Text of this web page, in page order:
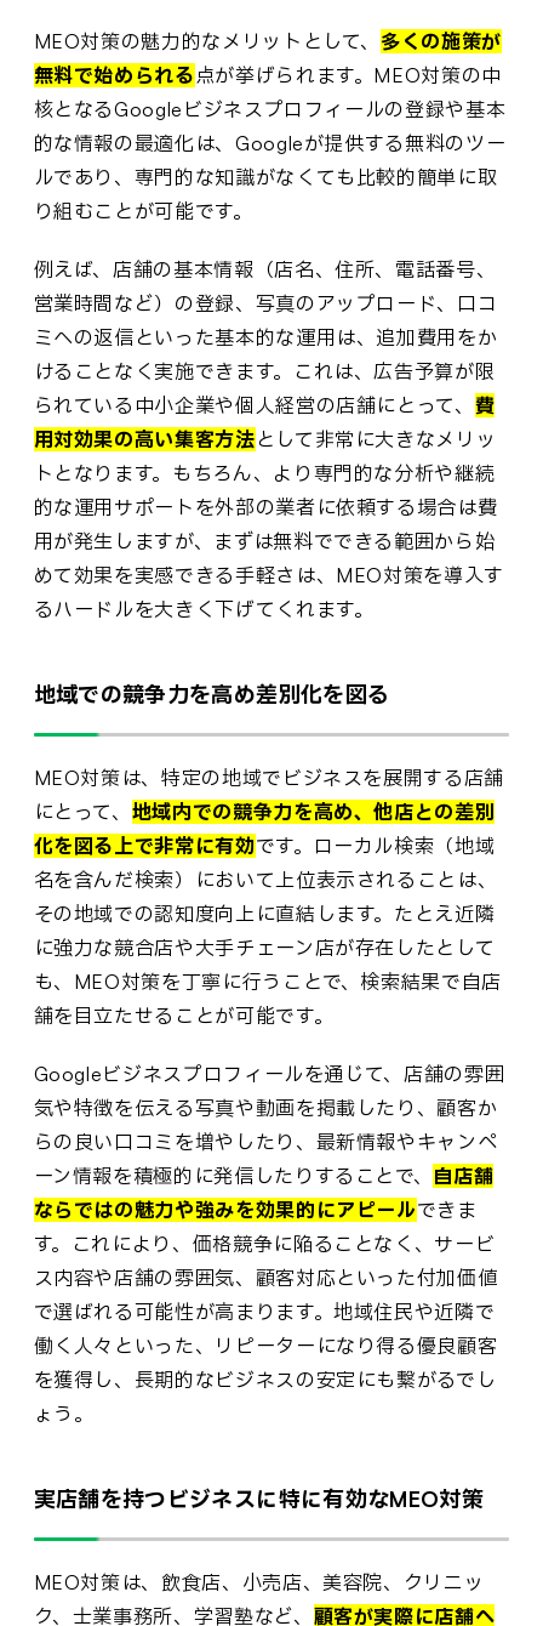
MEO対策の魅力的なメリットとして、 多くの施策が
無料で始められる点が挙げられます。MEO対策の中
核となるGoogleビジネスプロフィールの登録や基本
的な情報の最適化は、Googleが提供する無料のツー
ルであり、専門的な知識がなくても比較的簡単に取
り組むことが可能です。
例えば、店舗の基本情報（店名、住所、電話番号、
営業時間など）の登録、写真のアップロード、口コ
ミへの返信といった基本的な運用は、追加費用をか
けることなく実施できます。これは、広告予算が限
られている中小企業や個人経営の店舗にとって、 費
用対効果の高い集客方法 として非常に大きなメリッ
トとなります。もちろん、より専門的な分析や継続
的な運用サポートを外部の業者に依頼する場合は費
用が発生しますが、まずは無料でできる範囲から始
めて効果を実感できる手軽さは、MEO対策を導入す
るハードルを大きく下げてくれます。
地域での競争力を高め差別化を図る
MEO対策は、特定の地域でビジネスを展開する店舗
にとって、 地域内での競争力を高め、他店との差別
化を図る上で非常に有効です。ローカル検索（地域
名を含んだ検索）において上位表示されることは、
その地域での認知度向上に直結します。たとえ近隣
に強力な競合店や大手チェーン店が存在したとして
も、MEO対策を丁寧に行うことで、検索結果で自店
舗を目立たせることが可能です。
Googleビジネスプロフィールを通じて、店舗の雰囲
気や特徴を伝える写真や動画を掲載したり、顧客か
らの良い口コミを増やしたり、最新情報やキャンペ
ーン情報を積極的に発信したりすることで、 自店舗
ならではの魅力や強みを効果的にアピールできま
す。これにより、価格競争に陥ることなく、サービ
ス内容や店舗の雰囲気、顧客対応といった付加価値
で選ばれる可能性が高まります。地域住民や近隣で
働く人々といった、リピーターになり得る優良顧客
を獲得し、長期的なビジネスの安定にも繋がるでし
ょう。
実店舗を持つビジネスに特に有効なMEO対策
MEO対策は、飲食店、小売店、美容院、クリニッ
ク、士業事務所、学習塾など、 顧客が実際に店舗へ